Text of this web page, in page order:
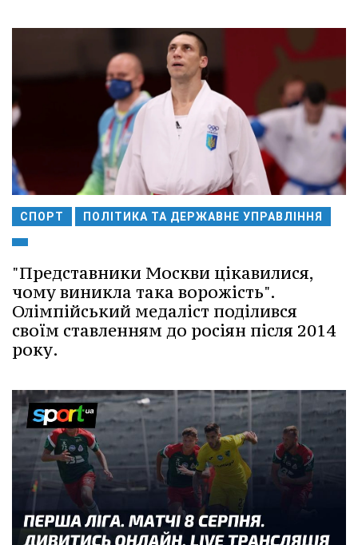
СПОРТ ПОЛІТИКА ТА ДЕРЖАВНЕ УПРАВЛІННЯ
"Представники Москви цікавилися,
чому виникла така ворожість".
Олімпійський медаліст поділився
своїм ставленням до росіян після 2014
року.